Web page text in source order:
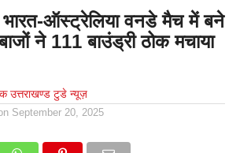
भारत-ऑस्ट्रेलिया वनडे मैच में बने
ने 111 बाउंड्री ठोक मचाया
उत्तराखण्ड टुडे न्यूज़
September 20, 2025